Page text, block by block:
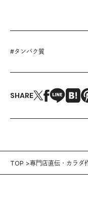
#タンパク質
SHARE
TOP 専門店直伝・カラダ